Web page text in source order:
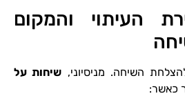
העיתוי והמקום
השיחה. מניסיוני, שיחות על
כאשר: